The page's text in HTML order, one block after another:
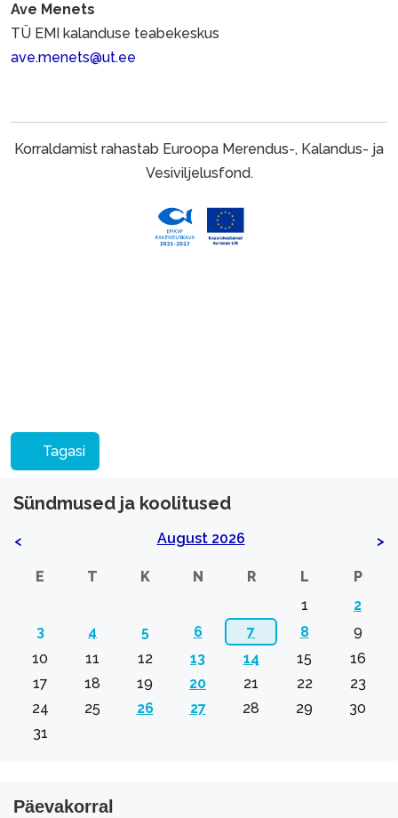
Ave Menets
TÜ EMI kalanduse teabekeskus
ave.menets@ut.ee
Korraldamist rahastab Euroopa Merendus-, Kalandus- ja
Vesiviljelusfond.
Tagasi
Sündmused ja koolitused
< August 2026 >
E T K N R L
P
1
2
3
4 5 6 7 8
9
10
11 12 13 14 15
16
17
18 19 20 21 22
23
24
25 26 27 28 29
30
31
Päevakorral